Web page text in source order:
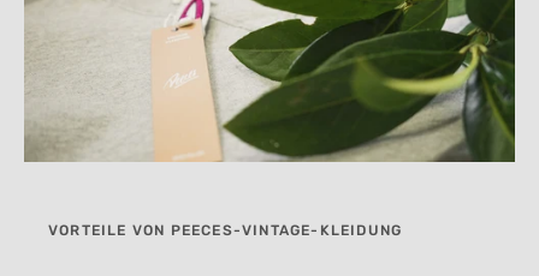
VORTEILE VON PEECES-VINTAGE-KLEIDUNG